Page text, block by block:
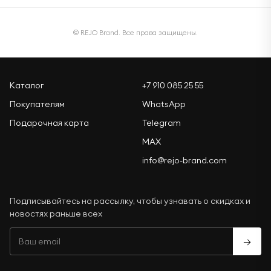
© REJO Brand. Все права защищены.
Каталог
Покупателям
Подарочная карта
+7 910 085 25 55
WhatsApp
Telegram
MAX
info@rejo-brand.com
Подписывайтесь на рассылку, чтобы узнавать о скидках и
новостях раньше всех
→